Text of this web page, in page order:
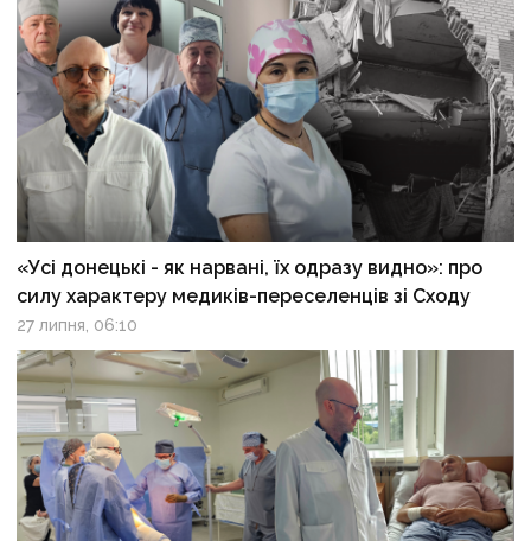
«Усі донецькі - як нарвані, їх одразу видно»: про
силу характеру медиків-переселенців зі Сходу
27 липня, 06:10